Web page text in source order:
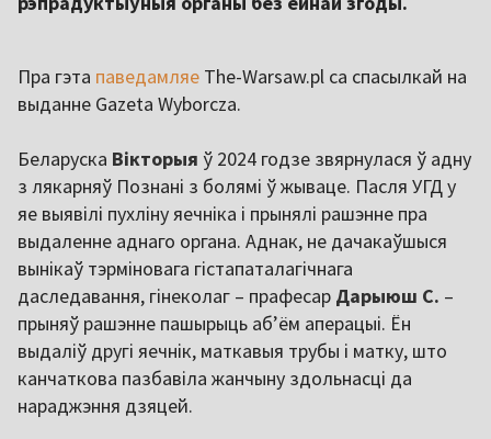
Пра гэта паведамляе The-Warsaw.pl са спасылкай на
выданне Gazeta Wyborcza.
Беларуска Вікторыя ў 2024 годзе звярнулася ў адну
з лякарняў Познані з болямі ў жываце. Пасля УГД у
яе выявілі пухліну яечніка і прынялі рашэнне пра
выдаленне аднаго органа. Аднак, не дачакаўшыся
вынікаў тэрміновага гістапаталагічнага
даследавання, гінеколаг – прафесар Дарыюш С. –
прыняў рашэнне пашырыць аб’ём аперацыі. Ён
выдаліў другі яечнік, маткавыя трубы і матку, што
канчаткова пазбавіла жанчыну здольнасці да
нараджэння дзяцей.